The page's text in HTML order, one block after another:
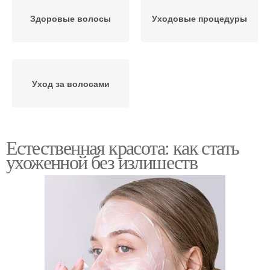
Здоровые волосы Уходовые процедуры
Уход за волосами
Естественная красота: как стать
ухоженной без излишеств